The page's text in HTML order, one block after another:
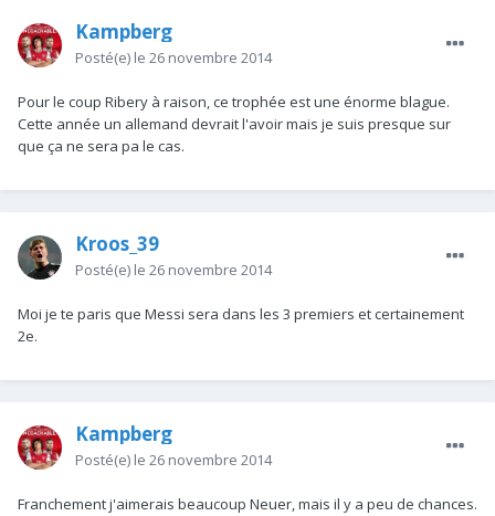
Kampberg
Posté(e) le 26 novembre 2014
Pour le coup Ribery à raison, ce trophée est une énorme blague.
Cette année un allemand devrait l'avoir mais je suis presque sur
que ça ne sera pa le cas.
Kroos_39
Posté(e) le 26 novembre 2014
Moi je te paris que Messi sera dans les 3 premiers et certainement
2e.
Kampberg
Posté(e) le 26 novembre 2014
Franchement j'aimerais beaucoup Neuer, mais il y a peu de chances.